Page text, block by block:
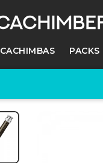
CACHIMBAS PACKS